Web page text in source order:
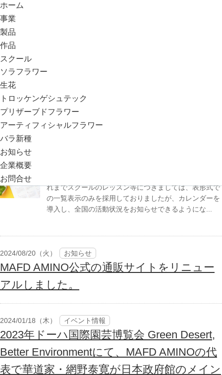
ホーム
事業
製品
作品
スクール
ソラフラワー
生花
トロッケンゲシュテック
プリザーブドフラワー
アーティフィシャルフラワー
バラ新種
お知らせ
企業概要
お問合せ
2024/10/01（火）
【イベント】日比谷公園ガーデニングショ
ー2024出店のお知らせ
日（日）に開催予定のイベント『第22回 日比谷公園ガ
へ出店いたします。【MAFD AMINO出店詳細】出店内
2024/09/18（水）
最新のスケジュールをご覧いただけます。
れまでスクールのレッスン等につきましては、表形式で
の一覧表示のみを採用しておりましたが、カレンダーを
導入し、全国の活動状況をお知らせできるようにな...
2024/08/20（火） お知らせ
MAFD AMINO公式の通販サイトをリニュー
アルしました。
2024/01/18（木） イベント情報
2023年ドーハ国際園芸博覧会 Green Desert,
Better Environmentにて、MAFD AMINOの代
表で華道家・網野泰寛が日本政府館のメイン